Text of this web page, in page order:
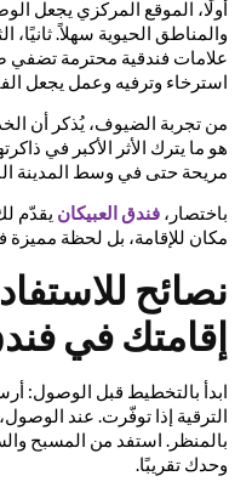
أولًا، الموقع المركزي يجعل
والمناطق الحيوية سهلاً. ثانيًا،
علامات فندقية محترمة تضفي
استرخاء وترفيه وعمل يجعل
من تجربة الضيوف، يُذكر أن
هو ما يترك الأثر الأكبر في
مريحة حتى في وسط المدينة
باختصار،فندق العبيكانيقدّم لك
مكان للإقامة، بل لحظة مميزة
نصائح
إقامتك في
ابدأ بالتخطيط قبل الوصول:
الترقية إذا توفّرت. عند
بالمنظر. استفد من المسبح
وحدك تقريبًا.